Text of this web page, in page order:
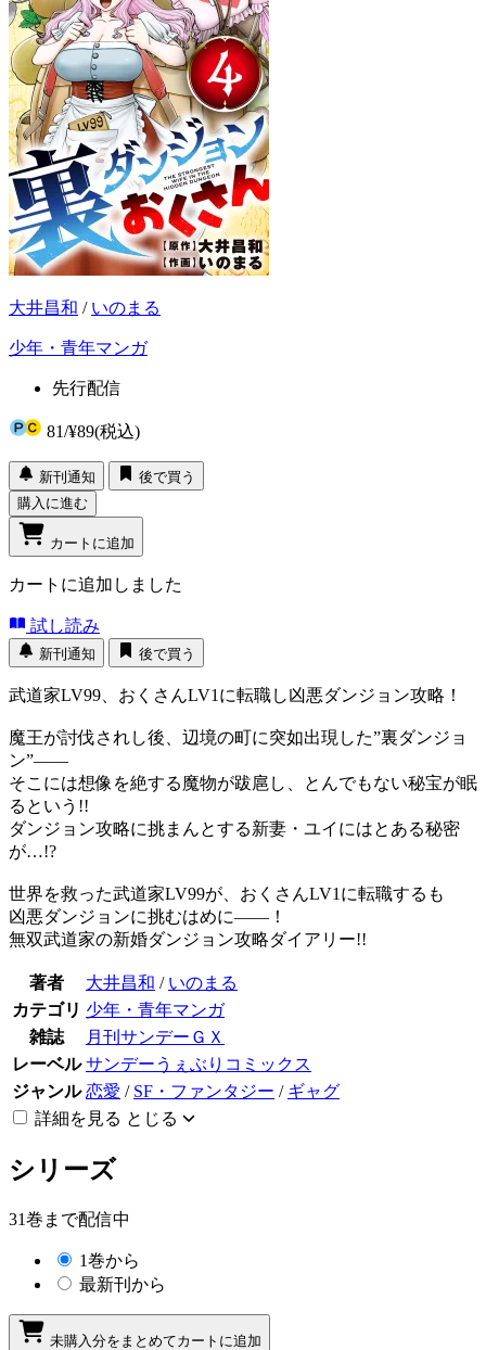
大井昌和 / いのまる
少年・青年マンガ
先行配信
81/¥89(税込)
新刊通知
後で買う
購入に進む
カートに追加
カートに追加しました
試し読み
新刊通知 後で買う
武道家LV99、おくさんLV1に転職し凶悪ダンジョン攻略！
魔王が討伐されし後、辺境の町に突如出現した”裏ダンジョ
ン”――
そこには想像を絶する魔物が跋扈し、とんでもない秘宝が眠
るという!!
ダンジョン攻略に挑まんとする新妻・ユイにはとある秘密
が…!?
世界を救った武道家LV99が、おくさんLV1に転職するも
凶悪ダンジョンに挑むはめに――！
無双武道家の新婚ダンジョン攻略ダイアリー!!
著者 大井昌和 / いのまる
カテゴリ 少年・青年マンガ
雑誌
月刊サンデーＧＸ
レーベル サンデーうぇぶりコミックス
ジャンル 恋愛 / SF・ファンタジー / ギャグ
詳細を見る とじる
シリーズ
31巻まで配信中
1巻から
最新刊から
未購入分をまとめてカートに追加